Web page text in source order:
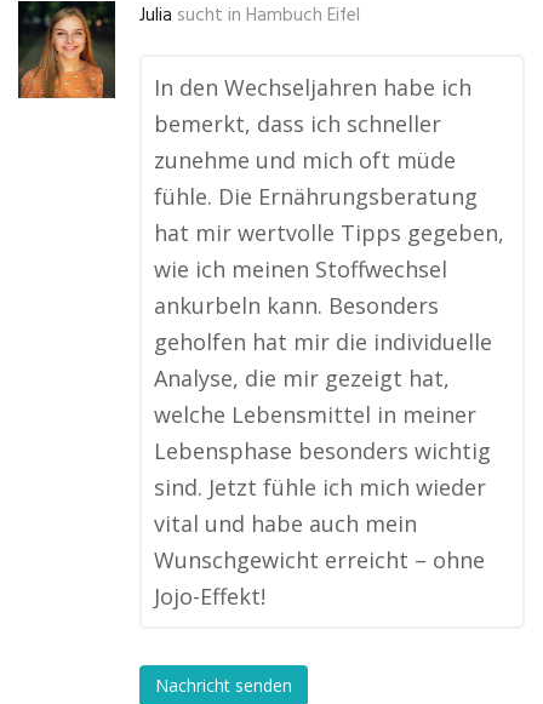
Julia sucht in Hambuch Eifel
In den Wechseljahren habe ich
bemerkt, dass ich schneller
zunehme und mich oft müde
fühle. Die Ernährungsberatung
hat mir wertvolle Tipps gegeben,
wie ich meinen Stoffwechsel
ankurbeln kann. Besonders
geholfen hat mir die individuelle
Analyse, die mir gezeigt hat,
welche Lebensmittel in meiner
Lebensphase besonders wichtig
sind. Jetzt fühle ich mich wieder
vital und habe auch mein
Wunschgewicht erreicht – ohne
Jojo-Effekt!
Nachricht senden